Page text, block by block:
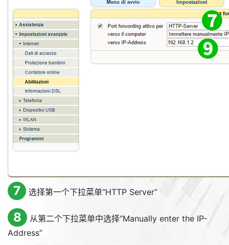
7 选择第一个下拉菜单“HTTP Server”
8 从第二个下拉菜单中选择“Manually enter the IP-
Address”